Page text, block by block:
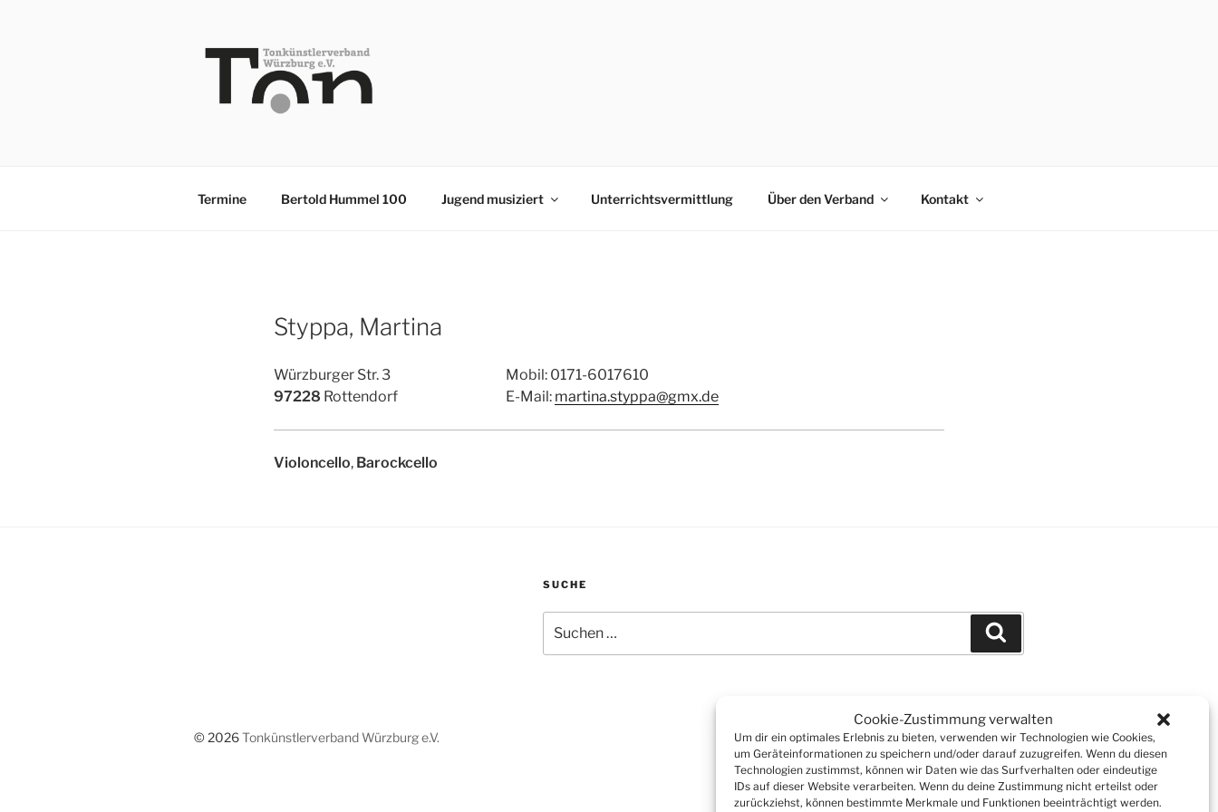
Cookie-Zustimmung verwalten
Um dir ein optimales Erlebnis zu bieten, verwenden wir Technologien wie Cookies,
um Geräteinformationen zu speichern und/oder darauf zuzugreifen. Wenn du diesen
Technologien zustimmst, können wir Daten wie das Surfverhalten oder eindeutige
IDs auf dieser Website verarbeiten. Wenn du deine Zustimmung nicht erteilst oder
zurückziehst, können bestimmte Merkmale und Funktionen beeinträchtigt werden.
Termine Bertold Hummel 100 Jugend musiziert Unterrichtsvermittlung Über den Verband Kontakt
Styppa, Martina
Würzburger Str. 3
97228 Rottendorf
Mobil: 0171-6017610
E-Mail: martina.styppa@gmx.de
Violoncello, Barockcello
SUCHE
nach:
© 2026Tonkünstlerverband Würzburg e.V.